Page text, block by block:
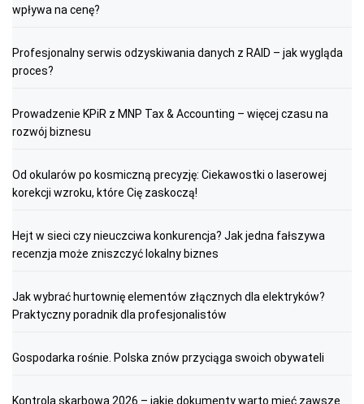
wpływa na cenę?
Profesjonalny serwis odzyskiwania danych z RAID – jak wygląda
proces?
Prowadzenie KPiR z MNP Tax & Accounting – więcej czasu na
rozwój biznesu
Od okularów po kosmiczną precyzję: Ciekawostki o laserowej
korekcji wzroku, które Cię zaskoczą!
Hejt w sieci czy nieuczciwa konkurencja? Jak jedna fałszywa
recenzja może zniszczyć lokalny biznes
Jak wybrać hurtownię elementów złącznych dla elektryków?
Praktyczny poradnik dla profesjonalistów
Gospodarka rośnie. Polska znów przyciąga swoich obywateli
Kontrola skarbowa 2026 – jakie dokumenty warto mieć zawsze